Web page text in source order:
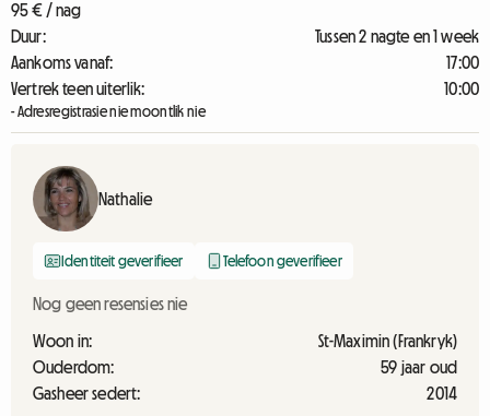
95 € / nag
Duur:
Tussen 2 nagte en 1 week
Aankoms vanaf:
17:00
Vertrek teen uiterlik:
10:00
- Adresregistrasie nie moontlik nie
Nathalie
Identiteit geverifieer Telefoon geverifieer
Nog geen resensies nie
Woon in:
St-Maximin (Frankryk)
Ouderdom:
59 jaar oud
Gasheer sedert:
2014